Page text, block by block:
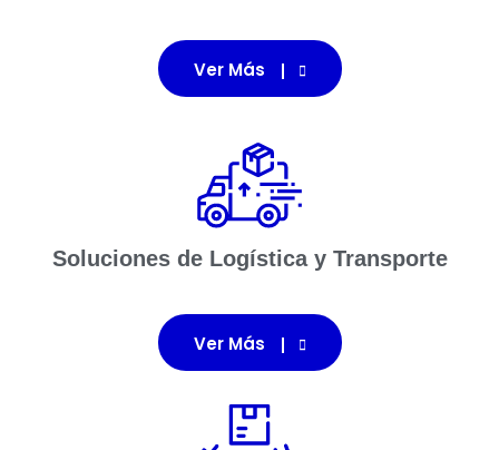
Ver Más
Soluciones de Logística y Transporte
Ver Más